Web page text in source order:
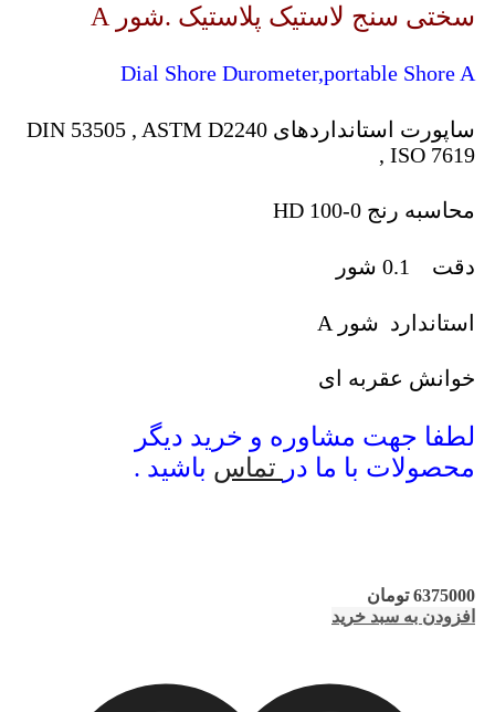
سختی سنج لاستیک پلاستیک .شور A
Dial Shore Durometer,portable Shore A
ساپورت استانداردهای DIN 53505 , ASTM D2240
, ISO 7619
محاسبه رنج 0-100 HD
دقت 0.1 شور
استاندارد شور A
خوانش عقربه ای
لطفا جهت مشاوره و خرید دیگر
محصولات با ما در تماس باشید .
6375000 تومان
افزودن به سبد خرید